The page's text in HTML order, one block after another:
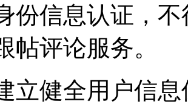
份信息认证，
帖评论服务。
立健全用户信